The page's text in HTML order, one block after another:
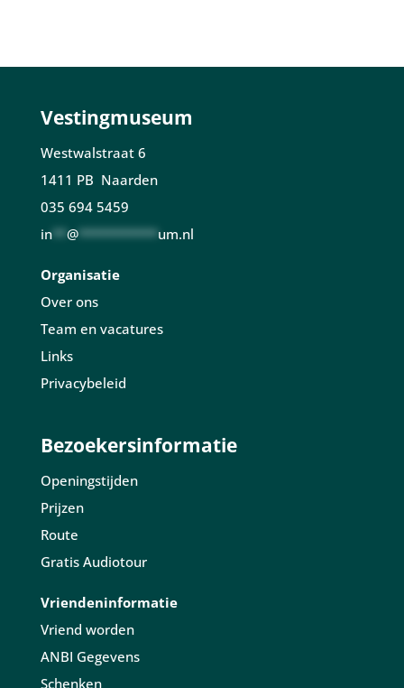
Vestingmuseum
Westwalstraat 6
1411 PB Naarden
035 694 5459
in** @*********** um.nl
Organisatie
Over ons
Team en vacatures
Links
Privacybeleid
Bezoekersinformatie
Openingstijden
Prijzen
Route
Gratis Audiotour
Vriendeninformatie
Vriend worden
ANBI Gegevens
Schenken